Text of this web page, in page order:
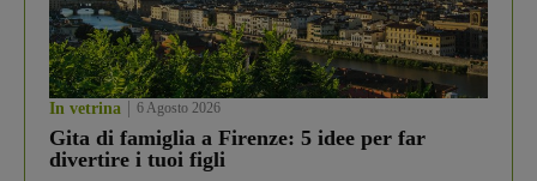
In vetrina 6 Agosto 2026
Gita di famiglia a Firenze: 5 idee per far
divertire i tuoi figli